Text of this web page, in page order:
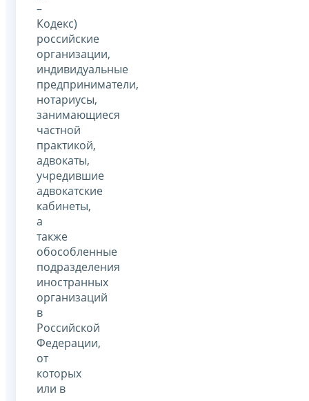
–
Кодекс)
российские
организации,
индивидуальные
предприниматели,
нотариусы,
занимающиеся
частной
практикой,
адвокаты,
учредившие
адвокатские
кабинеты,
а
также
обособленные
подразделения
иностранных
организаций
в
Российской
Федерации,
от
которых
или в